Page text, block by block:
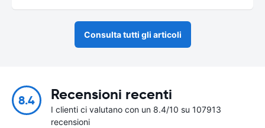
Consulta tutti gli articoli
8.4 Recensioni recenti
I clienti ci valutano con un 8.4/10 su 107913
recensioni